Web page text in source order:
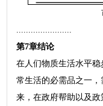
.......................
第7章结论
在人们物质生活水平
常生活的必需品之一，
来，在政府帮助以及政